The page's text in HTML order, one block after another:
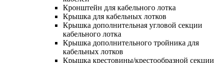
Кронштейн для кабельного лотка
Крышка для кабельных лотков
Крышка дополнительная угловой секции
кабельного лотка
Крышка дополнительного тройника для
кабельных лотков
Крышка крестовины/крестообразной секции